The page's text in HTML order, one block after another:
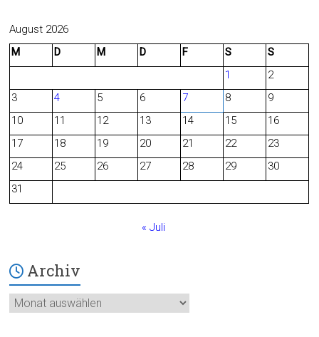
c
b
o
August 2026
M
D M D F S
S
1
2
3
4 5 6 7 8
9
10
11 12 13 14 15
16
17
18 19 20 21 22
23
24
25 26 27 28 29
30
31
« Juli
Archiv
Archiv